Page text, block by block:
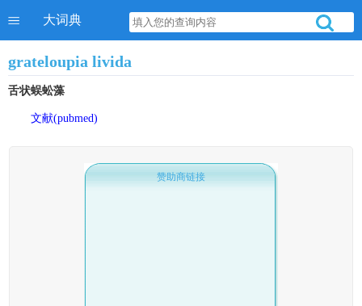
大词典
grateloupia livida
舌状蜈蚣藻
文献(pubmed)
赞助商链接